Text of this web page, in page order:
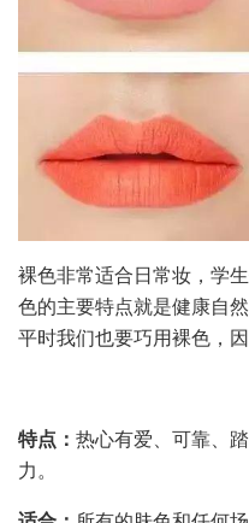
裸色非常适合日常妆，学
色的主要特点就是健康自
平时我们也要巧用裸色，
特点： 热心有爱、可靠、
力。